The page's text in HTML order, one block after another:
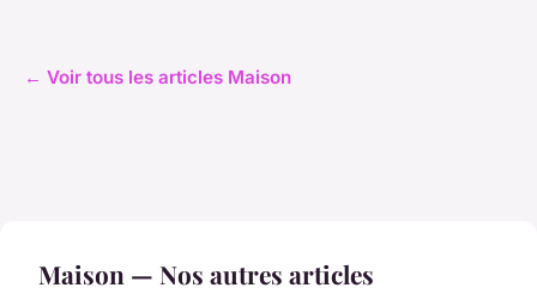
← Voir tous les articles Maison
Maison — Nos autres articles